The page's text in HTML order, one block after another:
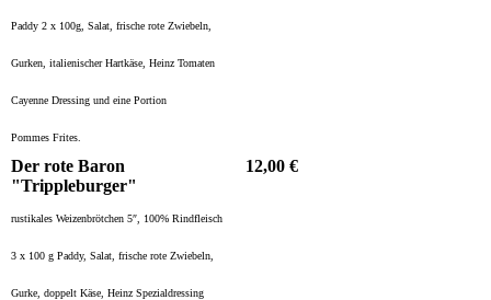
Paddy 2 x 100g, Salat, frische rote Zwiebeln,
Gurken, italienischer Hartkäse, Heinz Tomaten
Cayenne Dressing und eine Portion
Pommes Frites.
Der rote Baron
"Trippleburger"
12,00 €
rustikales Weizenbrötchen 5″, 100% Rindfleisch
3 x 100 g Paddy, Salat, frische rote Zwiebeln,
Gurke, doppelt Käse, Heinz Spezialdressing